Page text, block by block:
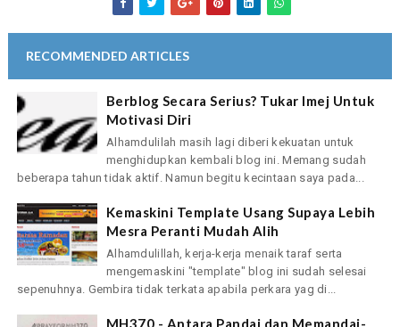
RECOMMENDED ARTICLES
Berblog Secara Serius? Tukar Imej Untuk
Motivasi Diri
Alhamdulilah masih lagi diberi kekuatan untuk
menghidupkan kembali blog ini. Memang sudah
beberapa tahun tidak aktif. Namun begitu kecintaan saya pada...
Kemaskini Template Usang Supaya Lebih
Mesra Peranti Mudah Alih
Alhamdulillah, kerja-kerja menaik taraf serta
mengemaskini "template" blog ini sudah selesai
sepenuhnya. Gembira tidak terkata apabila perkara yag di...
MH370 - Antara Pandai dan Memandai-